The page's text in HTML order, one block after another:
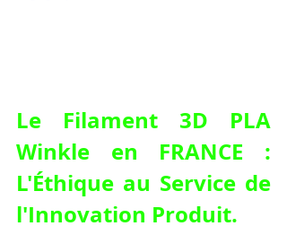
Le Filament 3D PLA
Winkle en FRANCE :
L'Éthique au Service de
l'Innovation Produit.